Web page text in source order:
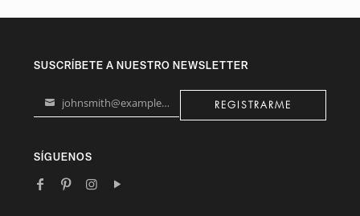
SUSCRÍBETE A NUESTRO NEWSLETTER
Your
johnsmith@example.com REGISTRARME
SÍGUENOS